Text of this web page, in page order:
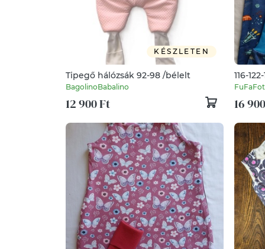
KÉSZLETEN
Tipegő hálózsák 92-98 /bélelt
BagolinoBabalino
12 900 Ft
116-
16